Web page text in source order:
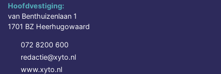
Hoofdvestiging:
van Benthuizenlaan 1
1701 BZ Heerhugowaard
072 8200 600
redactie@xyto.nl
www.xyto.nl